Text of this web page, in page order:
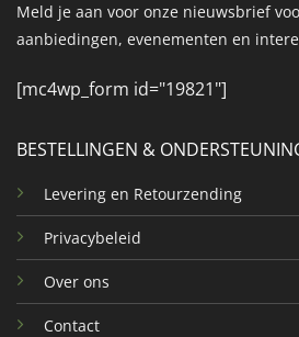
BESTELLINGEN &
Levering en Retourzending
Privacybeleid
Over ons
Contact
Meld je aan voor onze nieuwsbrief
aanbiedingen, evenementen en
[mc4wp_form id="19821"]